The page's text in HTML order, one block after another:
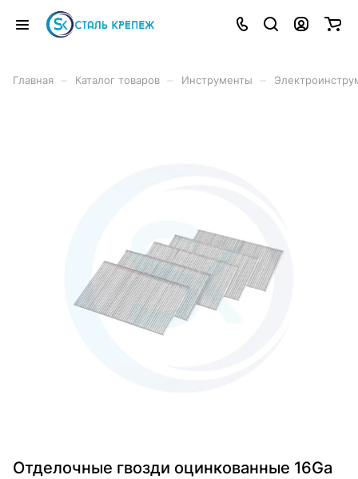
Главная Каталог товаров Инструменты
Отделочные гвозди оцинкованные 16Gа